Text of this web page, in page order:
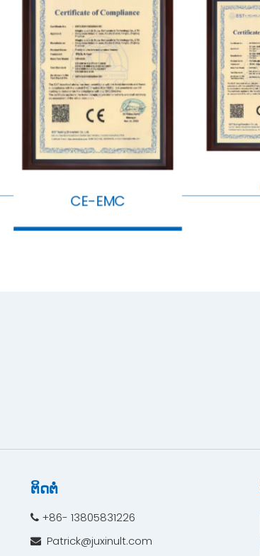
CE-EMC
ຕິດຕໍ່
+86- 13805831226
 Patrick@juxinult.com